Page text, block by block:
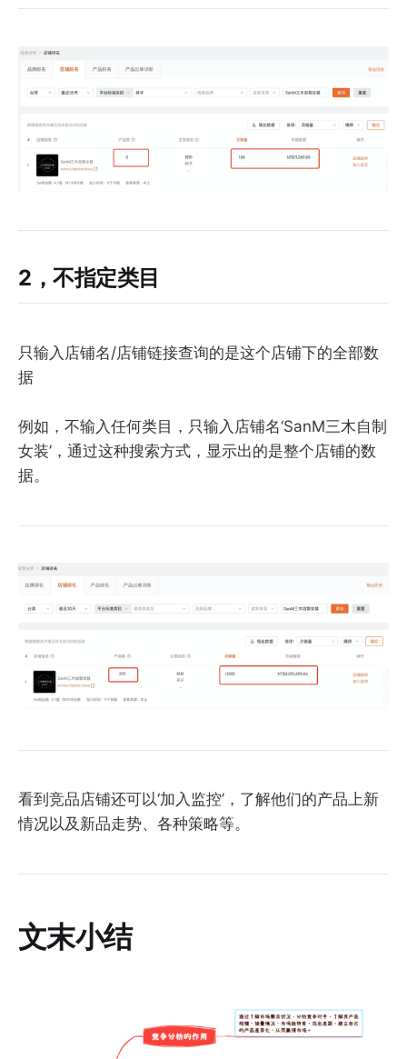
2，不指定类目
只输入店铺名/店铺链接查询的是这个店铺下的全部数
据
例如，不输入任何类目，只输入店铺名‘SanM三木自制
女装’，通过这种搜索方式，显示出的是整个店铺的数
据。
看到竞品店铺还可以‘加入监控’，了解他们的产品上新
情况以及新品走势、各种策略等。
文末小结